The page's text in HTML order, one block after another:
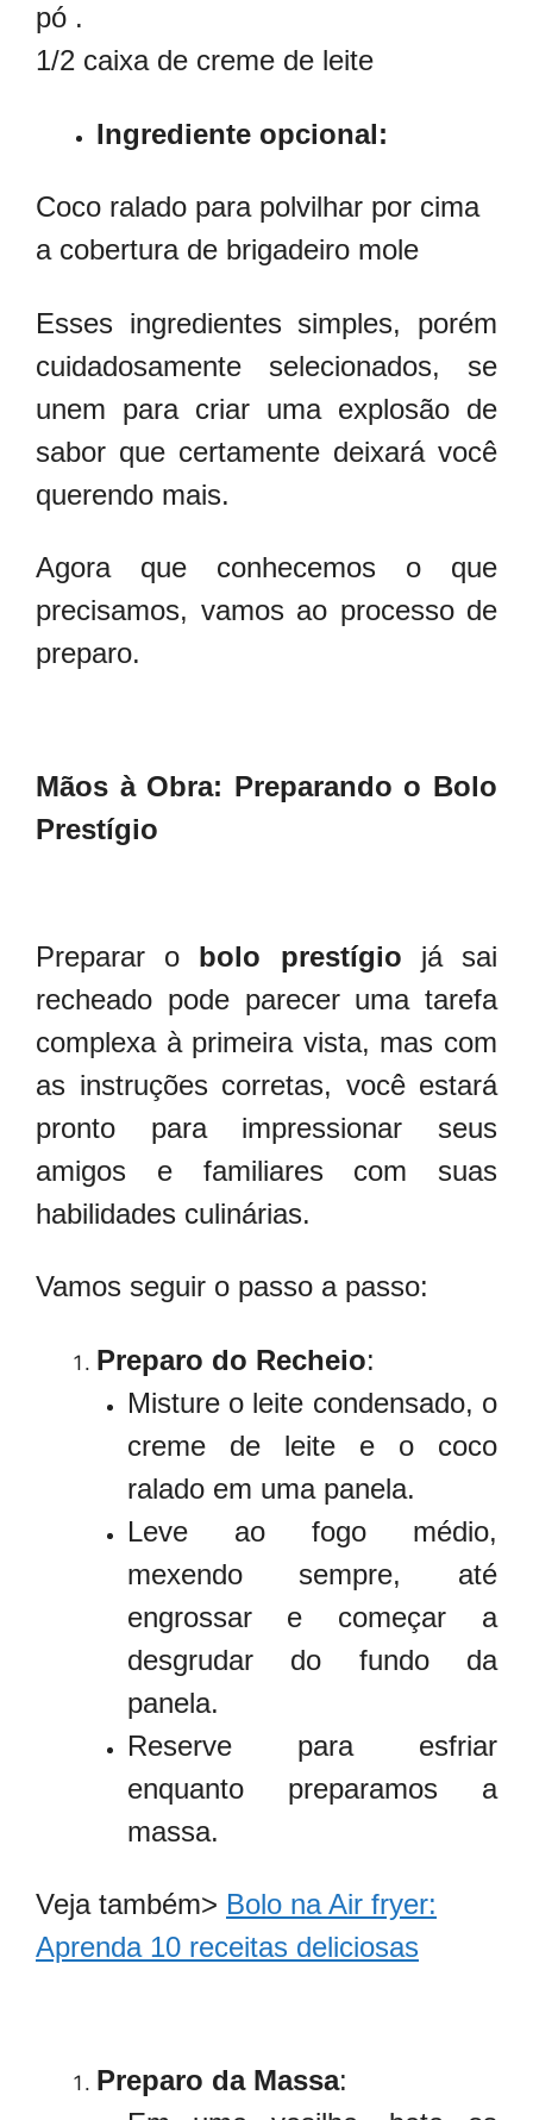
pó .
1/2 caixa de creme de leite
Ingrediente opcional:
Coco ralado para polvilhar por cima
a cobertura de brigadeiro mole
Esses ingredientes simples, porém
cuidadosamente selecionados, se
unem para criar uma explosão de
sabor que certamente deixará você
querendo mais.
Agora que conhecemos o que
precisamos, vamos ao processo de
preparo.
Mãos à Obra: Preparando o Bolo
Prestígio
Preparar o bolo prestígio já sai
recheado pode parecer uma tarefa
complexa à primeira vista, mas com
as instruções corretas, você estará
pronto para impressionar seus
amigos e familiares com suas
habilidades culinárias.
Vamos seguir o passo a passo:
Preparo do Recheio:
Misture o leite condensado, o
creme de leite e o coco
ralado em uma panela.
Leve ao fogo médio,
mexendo sempre, até
engrossar e começar a
desgrudar do fundo da
panela.
Reserve para esfriar
enquanto preparamos a
massa.
Veja também> Bolo na Air fryer:
Aprenda 10 receitas deliciosas
Preparo da Massa: